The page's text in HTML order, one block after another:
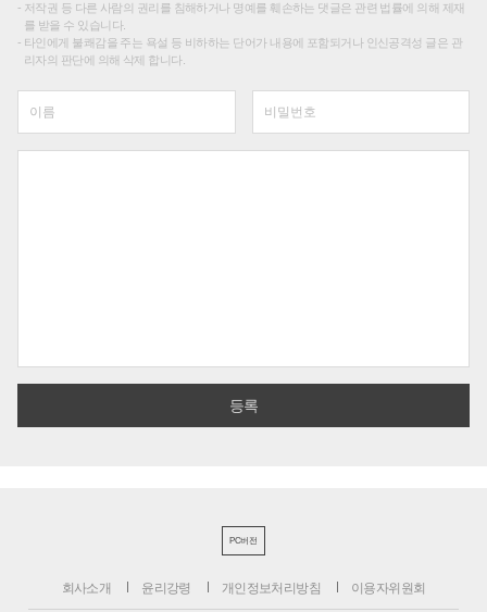
저작권 등 다른 사람의 권리를 침해하거나 명예를 훼손하는 댓글은 관련 법률에 의해 제재
를 받을 수 있습니다.
타인에게 불쾌감을 주는 욕설 등 비하하는 단어가 내용에 포함되거나 인신공격성 글은 관
리자의 판단에 의해 삭제 합니다.
PC버전
회사소개 윤리강령 개인정보처리방침 이용자위원회